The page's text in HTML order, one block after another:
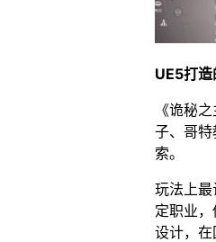
UE5打
《诡秘
子、哥
索。
玩法上
定职业
设计，在